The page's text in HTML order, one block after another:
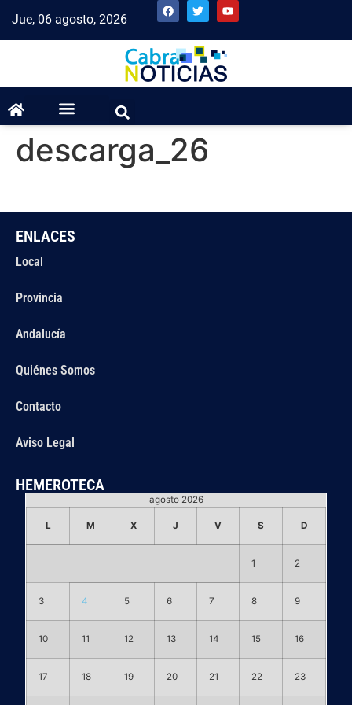
Jue, 06 agosto, 2026
descarga_26
ENLACES
Local
Provincia
Andalucía
Quiénes Somos
Contacto
Aviso Legal
HEMEROTECA
agosto 2026
L M X J V S D
1 2
3 4 5 6 7 8 9
10 11 12 13 14 15 16
17 18 19 20 21 22 23